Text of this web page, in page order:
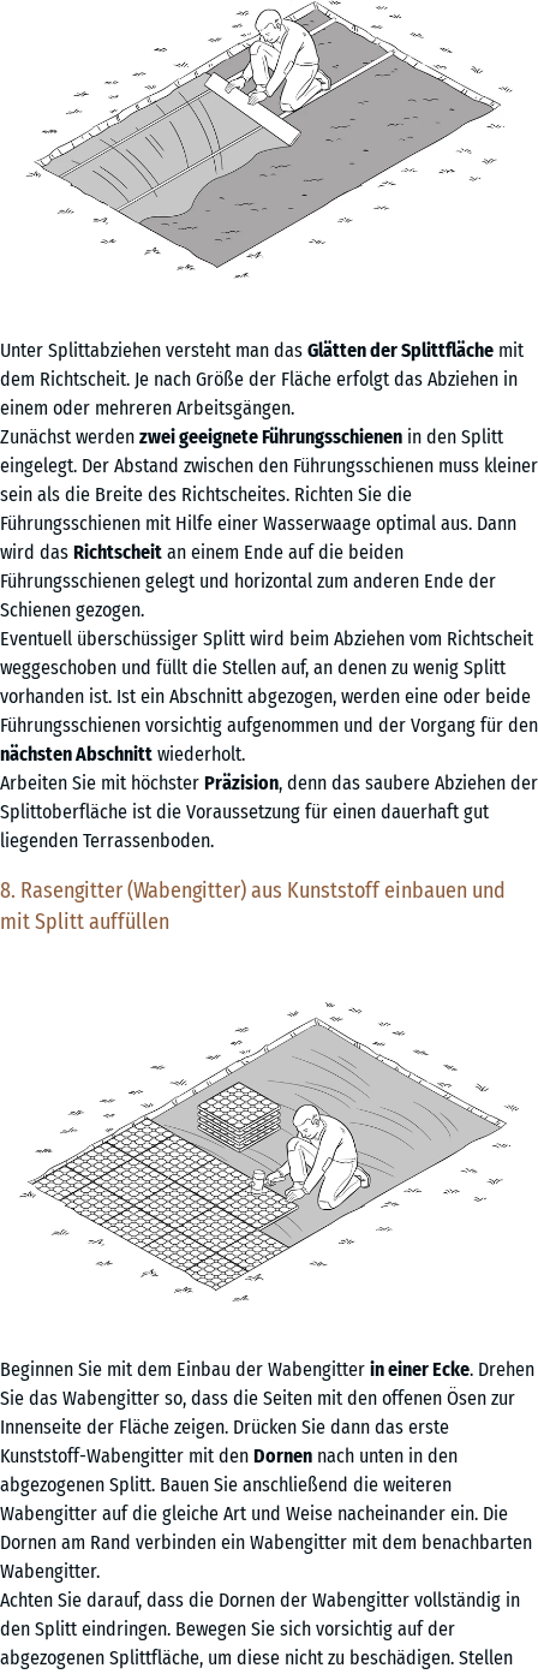
Unter Splittabziehen versteht man das Glätten der Splittfläche mit
dem Richtscheit. Je nach Größe der Fläche erfolgt das Abziehen in
einem oder mehreren Arbeitsgängen.
Zunächst werden zwei geeignete Führungsschienen in den Splitt
eingelegt. Der Abstand zwischen den Führungsschienen muss kleiner
sein als die Breite des Richtscheites. Richten Sie die
Führungsschienen mit Hilfe einer Wasserwaage optimal aus. Dann
wird das Richtscheit an einem Ende auf die beiden
Führungsschienen gelegt und horizontal zum anderen Ende der
Schienen gezogen.
Eventuell überschüssiger Splitt wird beim Abziehen vom Richtscheit
weggeschoben und füllt die Stellen auf, an denen zu wenig Splitt
vorhanden ist. Ist ein Abschnitt abgezogen, werden eine oder beide
Führungsschienen vorsichtig aufgenommen und der Vorgang für den
nächsten Abschnitt wiederholt.
Arbeiten Sie mit höchster Präzision, denn das saubere Abziehen der
Splittoberfläche ist die Voraussetzung für einen dauerhaft gut
liegenden Terrassenboden.
8. Rasengitter (Wabengitter) aus Kunststoff einbauen und
mit Splitt auffüllen
Beginnen Sie mit dem Einbau der Wabengitter in einer Ecke. Drehen
Sie das Wabengitter so, dass die Seiten mit den offenen Ösen zur
Innenseite der Fläche zeigen. Drücken Sie dann das erste
Kunststoff-Wabengitter mit den Dornen nach unten in den
abgezogenen Splitt. Bauen Sie anschließend die weiteren
Wabengitter auf die gleiche Art und Weise nacheinander ein. Die
Dornen am Rand verbinden ein Wabengitter mit dem benachbarten
Wabengitter.
Achten Sie darauf, dass die Dornen der Wabengitter vollständig in
den Splitt eindringen. Bewegen Sie sich vorsichtig auf der
abgezogenen Splittfläche, um diese nicht zu beschädigen. Stellen